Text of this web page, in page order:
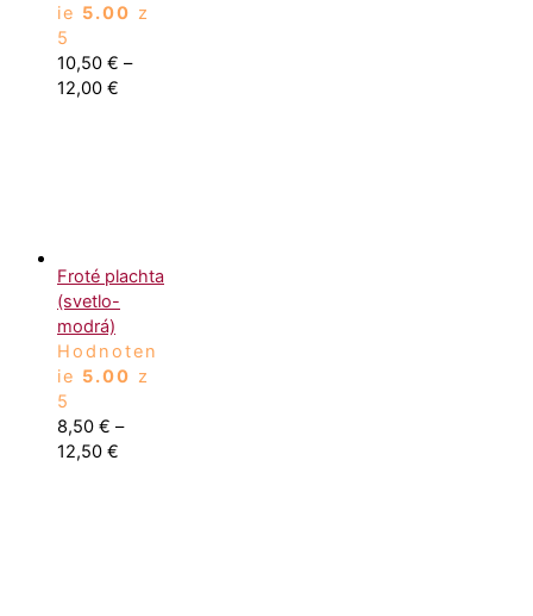
ie 5.00 z
5
10,50 € –
12,00 €
Froté plachta
(svetlo-
modrá)
Hodnoten
ie 5.00 z
5
8,50 € –
12,50 €